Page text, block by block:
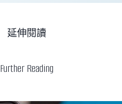
Further Reading
延伸閱讀